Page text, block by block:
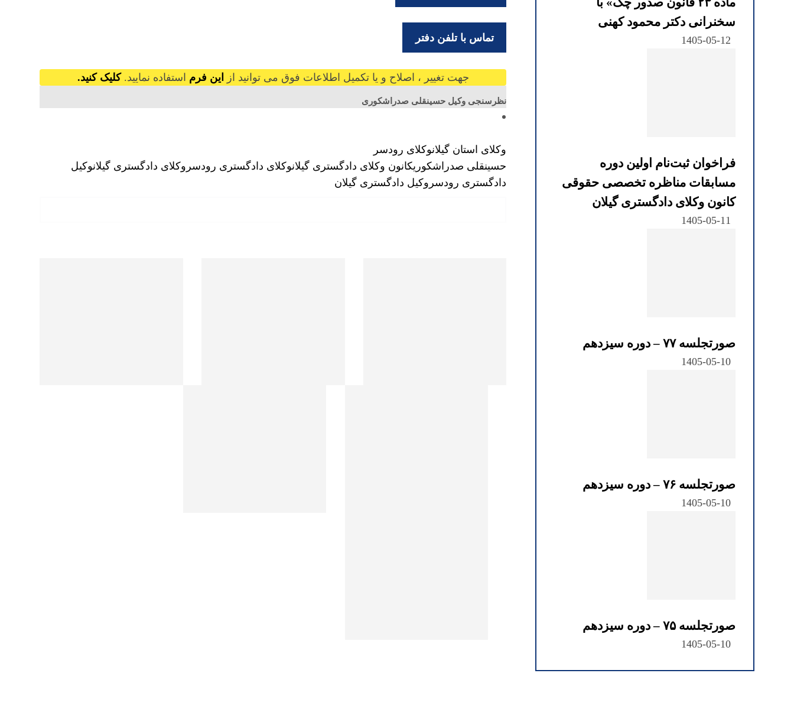
تماس با تلفن دفتر
جهت تغییر ، اصلاح و یا تکمیل اطلاعات فوق می توانید از این فرم استفاده نمایید. کلیک کنید.
نظرسنجی وکیل حسینقلی صدراشکوری
وکلای استان گیلانوکلای رودسر
حسینقلی صدراشکوریکانون وکلای دادگستری گیلانوکلای دادگستری رودسر وکلای دادگستری گیلانوکیل
دادگستری رودسر وکیل دادگستری گیلان
سخنرانی دکتر محمود کهنی
1405-05-12
فراخوان ثبت‌نام اولین دوره
مسابقات مناظره تخصصی حقوقی
کانون وکلای دادگستری گیلان
1405-05-11
صورتجلسه ۷۷ – دوره سیزدهم
1405-05-10
صورتجلسه ۷۶ – دوره سیزدهم
1405-05-10
صورتجلسه ۷۵ – دوره سیزدهم
1405-05-10